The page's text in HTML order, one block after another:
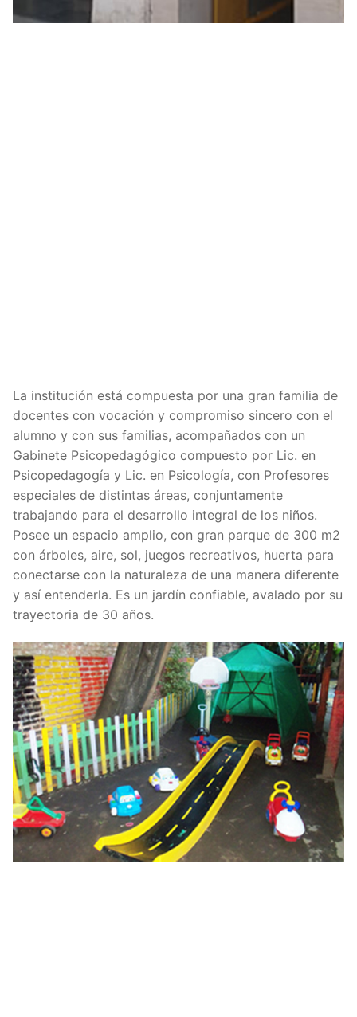
La institución está compuesta por una gran familia de
docentes con vocación y compromiso sincero con el
alumno y con sus familias, acompañados con un
Gabinete Psicopedagógico compuesto por Lic. en
Psicopedagogía y Lic. en Psicología, con Profesores
especiales de distintas áreas, conjuntamente
trabajando para el desarrollo integral de los niños.
Posee un espacio amplio, con gran parque de 300 m2
con árboles, aire, sol, juegos recreativos, huerta para
conectarse con la naturaleza de una manera diferente
y así entenderla. Es un jardín confiable, avalado por su
trayectoria de 30 años.